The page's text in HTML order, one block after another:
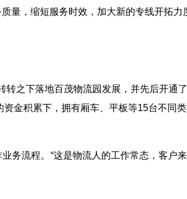
量，缩短服务时效，加大新的专线开拓力
之下落地百茂物流园发展，并先后开通
金积累下，拥有厢车、平板等15台不同
务流程。 “这是物流人的工作常态，客户